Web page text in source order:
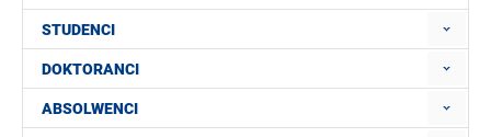
STUDENCI
DOKTORANCI
ABSOLWENCI